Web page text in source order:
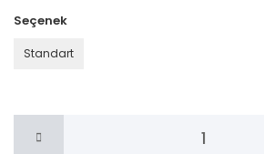
Seçenek
Standart